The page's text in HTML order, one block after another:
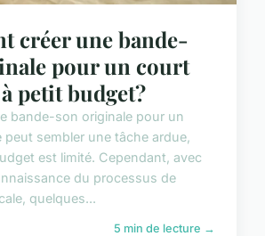
créer une bande-
pour un court
petit budget?
bande-son originale pour un
peut sembler une tâche ardue,
est limité. Cependant, avec
du processus de
quelques...
5 min de lecture →